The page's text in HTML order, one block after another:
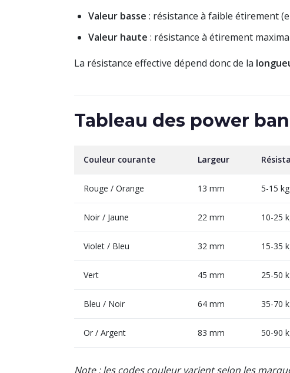
Valeur basse : résistance à faible étirement
Valeur haute : résistance à étirement
La résistance effective dépend donc de la
Tableau des power
Couleur courante Largeur
Rouge / Orange 13 mm 5-15 kg
Noir / Jaune 22 mm 10-25
Violet / Bleu 32 mm 15-35
Vert 45 mm 25-50
Bleu / Noir 64 mm 35-70
Or / Argent 83 mm 50-90
Note : les codes couleur varient selon les